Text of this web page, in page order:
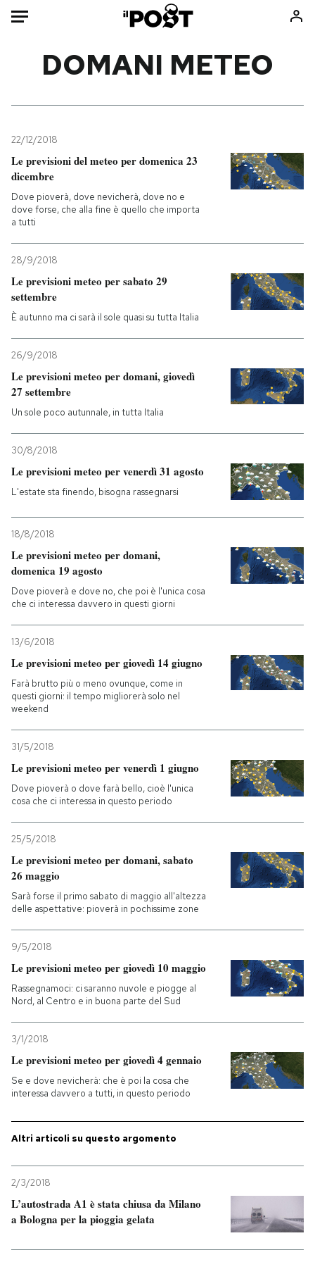
Mondo
Politica
Tecnologia
Internet
Economia
Sport
Consumismi
Ok Boomer!
Mondiali calcio 2026
NEWSLETTER
I MIEI PREFERITI
CALENDARIO
AREA PERSONALE
Entra
DOMANI METEO
22/12/2018
Le previsioni del meteo per domenica 23
dicembre
Dove pioverà, dove nevicherà, dove no e
dove forse, che alla fine è quello che importa
a tutti
28/9/2018
Le previsioni meteo per sabato 29
settembre
È autunno ma ci sarà il sole quasi su tutta Italia
26/9/2018
Le previsioni meteo per domani, giovedì
27 settembre
Un sole poco autunnale, in tutta Italia
30/8/2018
Le previsioni meteo per venerdì 31 agosto
L'estate sta finendo, bisogna rassegnarsi
18/8/2018
Le previsioni meteo per domani,
domenica 19 agosto
Dove pioverà e dove no, che poi è l'unica cosa
che ci interessa davvero in questi giorni
13/6/2018
Le previsioni meteo per giovedì 14 giugno
Farà brutto più o meno ovunque, come in
questi giorni: il tempo migliorerà solo nel
weekend
31/5/2018
Le previsioni meteo per venerdì 1 giugno
Dove pioverà o dove farà bello, cioè l'unica
cosa che ci interessa in questo periodo
25/5/2018
Le previsioni meteo per domani, sabato
26 maggio
Sarà forse il primo sabato di maggio all'altezza
delle aspettative: pioverà in pochissime zone
9/5/2018
Le previsioni meteo per giovedì 10 maggio
Rassegnamoci: ci saranno nuvole e piogge al
Nord, al Centro e in buona parte del Sud
3/1/2018
Le previsioni meteo per giovedì 4 gennaio
Se e dove nevicherà: che è poi la cosa che
interessa davvero a tutti, in questo periodo
Altri articoli su questo argomento
2/3/2018
L’autostrada A1 è stata chiusa da Milano
a Bologna per la pioggia gelata